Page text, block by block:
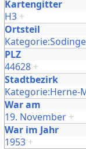
Kartengitter
H3 +
Ortsteil
PLZ
44628 +
Stadtbezirk
Kategorie:Herne-
War am
19. November +
War im Jahr
1953 +